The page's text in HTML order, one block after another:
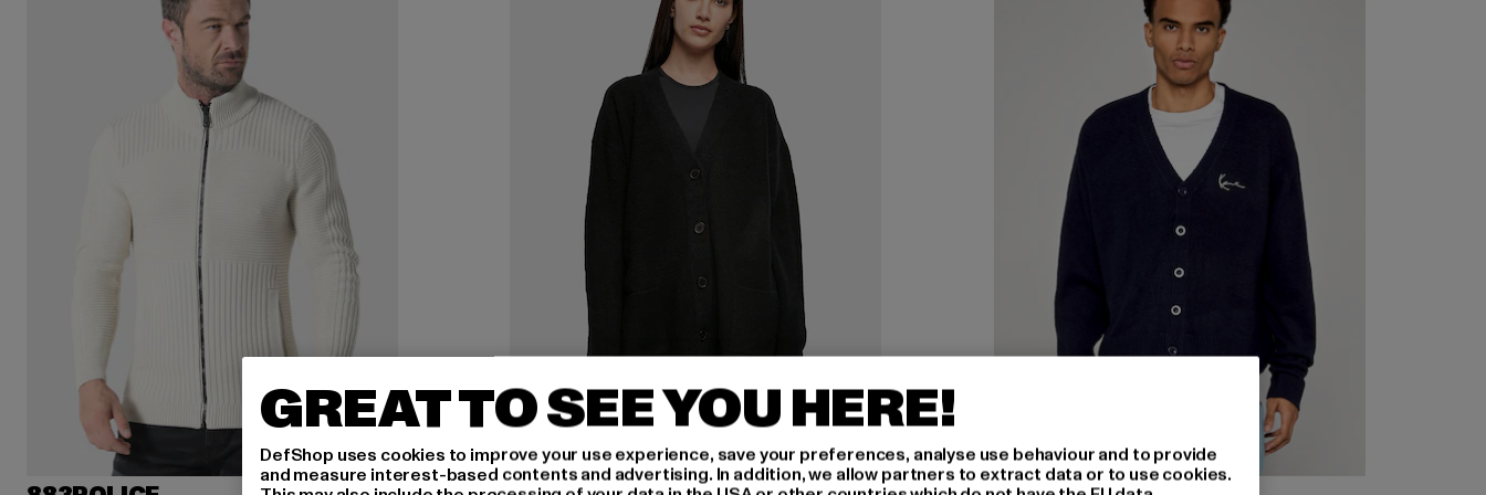
URBAN CLASSICS
Ladies Chunky Fluffy Knit
GREAT TO SEE YOU HERE!
DefShop uses cookies to improve your use experience, save your preferences, analyse use behaviour and to provide
and measure interest-based contents and advertising. In addition, we allow partners to extract data or to use cookies.